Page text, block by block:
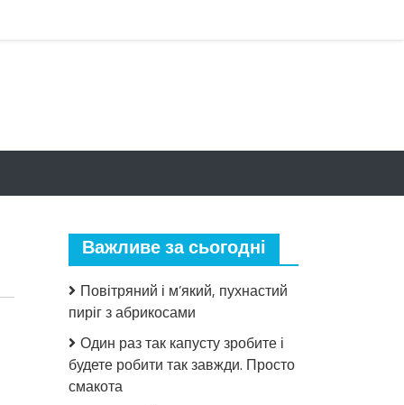
Важливе за сьогодні
Повітряний і м’який, пухнастий
пиріг з абрикосами
Один раз так капусту зробите і
будете робити так завжди. Просто
смакота